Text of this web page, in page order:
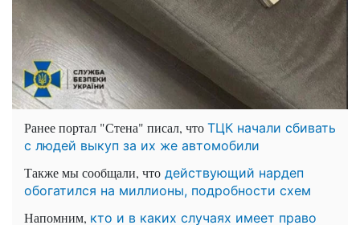
Ранее портал "Стена" писал, что ТЦК начали сбивать
с людей выкуп за их же автомобили
Также мы сообщали, что действующий нардеп
обогатился на миллионы, подробности схем
Напомним, кто и в каких случаях имеет право